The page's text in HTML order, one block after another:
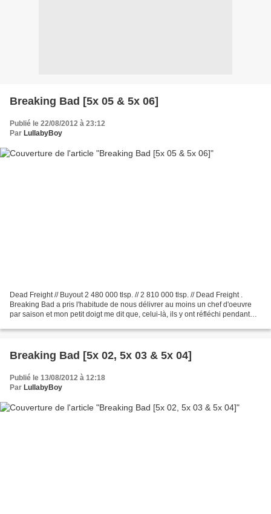
Breaking Bad [5x 05 & 5x 06]
Publié le 22/08/2012 à 23:12
Par LullabyBoy
Dead Freight // Buyout 2 480 000 tlsp. // 2 810 000 tlsp. // Dead Freight .
Breaking Bad a pris l'habitude de nous délivrer au moins un chef d'oeuvre
par saison et mon petit doigt me dit que, celui-là, ils y ont réfléchi pendant
Breaking Bad [5x 02, 5x 03 & 5x 04]
Publié le 13/08/2012 à 12:18
Par LullabyBoy